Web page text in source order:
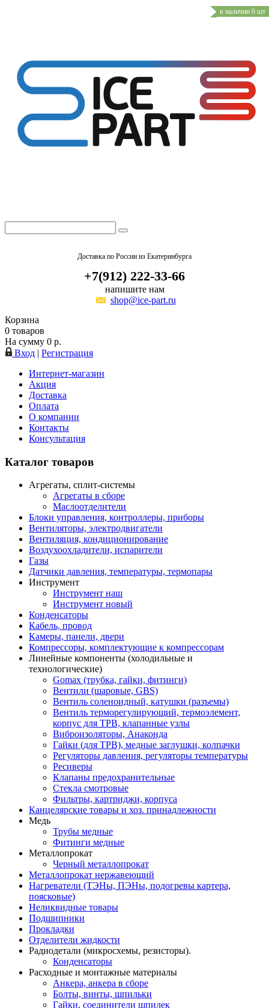
Доставка по России из Екатеринбурга
+7(912) 222-33-66
напишите нам
shop@ice-part.ru
Корзина
0 товаров
На сумму 0 р.
Вход | Регистрация
Интернет-магазин
Акция
Доставка
Оплата
О компании
Контакты
Консультация
Каталог товаров
Агрегаты, сплит-системы
Агрегаты в сборе
Маслоотделители
Блоки управления, контроллеры, приборы
Вентиляторы, электродвигатели
Вентиляция, кондиционирование
Воздухоохладители, испарители
Газы
Датчики давления, температуры, термопары
Инструмент
Инструмент наш
Инструмент новый
Конденсаторы
Кабель, провод
Камеры, панели, двери
Компрессоры, комплектующие к компрессорам
Линейные компоненты (холодильные и
технологические)
Gomax (трубка, гайки, фитинги)
Вентили (шаровые, GBS)
Вентиль соленоидный, катушки (разъемы)
Вентиль терморегулирующий, термоэлемент,
корпус для ТРВ, клапанные узлы
Виброизоляторы, Анаконда
Гайки (для ТРВ), медные заглушки, колпачки
Регуляторы давления, регуляторы температуры
Ресиверы
Клапаны предохранительные
Стекла смотровые
Фильтры, картриджи, корпуса
Канцелярские товары и хоз. принадлежности
Медь
Трубы медные
Фитинги медные
Металлопрокат
Черный металлопрокат
Металлопрокат нержавеющий
Нагреватели (ТЭНы, ПЭНы, подогревы картера,
поясковые)
Неликвидные товары
Подшипники
Прокладки
Отделители жидкости
Радиодетали (микросхемы, резисторы).
Конденсаторы
Расходные и монтажные материалы
Анкера, анкера в сборе
Болты, винты, шпильки
Гайки, соединители шпилек
в наличии 6 шт